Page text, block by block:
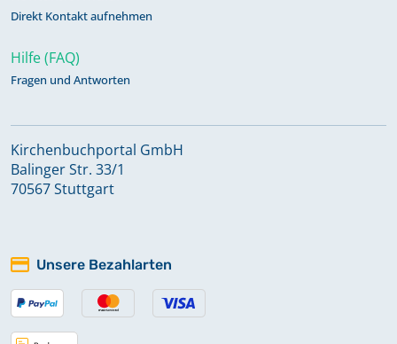
Direkt Kontakt aufnehmen
Hilfe (FAQ)
Fragen und Antworten
Kirchenbuchportal GmbH
Balinger Str. 33/1
70567 Stuttgart
Unsere Bezahlarten